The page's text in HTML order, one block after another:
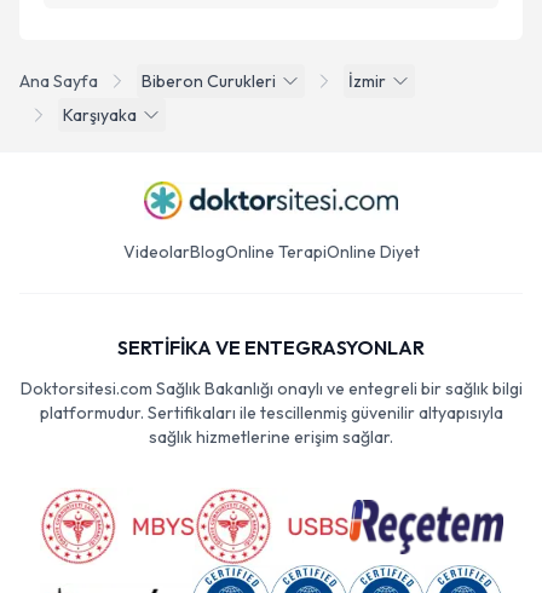
Ana Sayfa Biberon Curukleri
İzmir
Karşıyaka
VideolarBlogOnline TerapiOnline Diyet
SERTİFİKA VE ENTEGRASYONLAR
Doktorsitesi.com Sağlık Bakanlığı onaylı ve entegreli bir sağlık bilgi
platformudur. Sertifikaları ile tescillenmiş güvenilir altyapısıyla
sağlık hizmetlerine erişim sağlar.